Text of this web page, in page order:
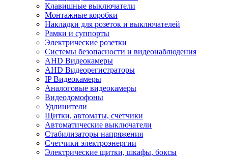
Клавишные выключатели
Монтажные коробки
Накладки для розеток и выключателей
Рамки и суппорты
Электрические розетки
Системы безопасности и видеонаблюдения
AHD Видеокамеры
AHD Видеорегистраторы
IP Видеокамеры
Аналоговые видеокамеры
Видеодомофоны
Удлинители
Щитки, автоматы, счетчики
Автоматические выключатели
Стабилизаторы напряжения
Счетчики электроэнергии
Электрические щитки, шкафы, боксы